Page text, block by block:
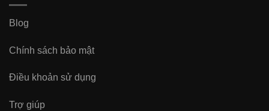
Blog
Chính sách bảo mật
Điều khoản sử dụng
Trợ giúp